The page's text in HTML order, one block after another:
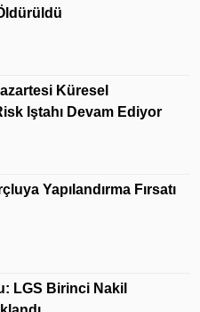
Küresel
Iştahı Devam Ediyor
Yapılandırma Fırsatı
LGS Birinci Nakil